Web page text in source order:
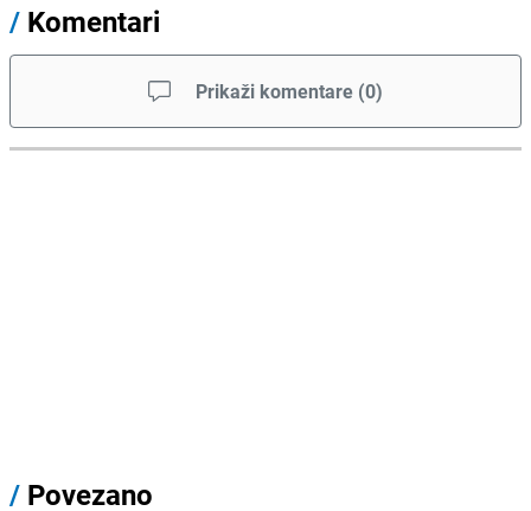
/ Komentari
Prikaži komentare (0)
/ Povezano